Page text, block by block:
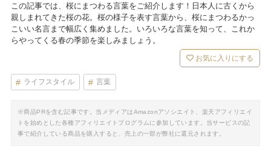
この記事では、桜にまつわる言葉をご紹介します！日本人に古くから
親しまれてきた桜の花。桜の様子を表す言葉から、桜にまつわるかっ
こいい名言まで幅広く集めました。いろいろな言葉を知って、これか
らやってくる春の季節を楽しみましょう。
お気に入りにする
ライフスタイル 言葉
※商品PRを含む記事です。当メディアはAmazonアソシエイト、楽天アフィリエイ
トを始めとした各種アフィリエイトプログラムに参加しています。当サービスの記
事で紹介している商品を購入すると、売上の一部が弊社に還元されます。